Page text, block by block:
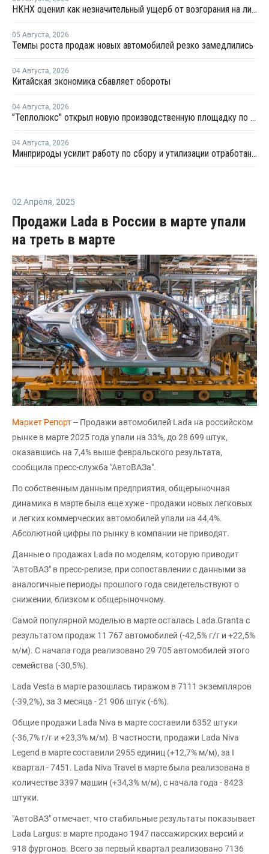
НКНХ оценил как незначительный ущерб от возгорания на линии полистирола
05 Августа, 2026
Темпы роста продаж новых автомобилей резко замедлились
04 Августа, 2026
Китайская экономика сбавляет обороты
04 Августа, 2026
"Теплолюкс" открыл новую производственную площадку по выпуску инженерных систем
04 Августа, 2026
Минприроды усилит работу по сбору и утилизации отработанных шин
02 Апреля, 2025
Продажи Lada в России в марте упали
на треть в марте
Маркет Репорт-- Продажи автомобилей Lada на российском
рынке в марте 2025 года упали на 33%, до 28 699 штук,
оказавшись на 7,4% выше февральского результата,
сообщила пресс-служба "АвтоВАЗа".
По собственным данным предприятия, общерыночная
динамика в марте была еще хуже - продажи новых легковых
и легких коммерческих автомобилей упали на 44,4%.
Абсолютной цифры по рынку в компании не приводят.
Данные о продажах Lada по моделям, которую приводит
"АвтоВАЗ" в пресс-релизе, при сопоставлении с данными за
аналогичные периоды прошлого года свидетельствуют о
снижении, близком к общерыночному.
Самой популярной моделью в марте осталась Lada Granta с
результатом продаж 11 767 автомобилей (-42,5% г/г и +22,5%
м/м). С начала года реализовано 29 705 автомобилей этого
семейства (-30,5%).
Lada Vesta в марте разошлась тиражом в 7111 экземпляров
(-39,2%), за 3 месяца - 21 906 штук (-6%).
Общие продажи Lada Niva в марте составили 6352 штуки
(-36,7% г/г и +23,3% м/м). В частности, продажи Lada Niva
Legend в марте составили 2955 единиц (+12,7% м/м), за I
квартал - 7451. Lada Niva Travel в марте была реализована в
количестве 3397 машин (+34,3% м/м), с начала года - 8423
штуки.
"АвтоВАЗ" отмечает, что стабильные результаты показывает
Lada Largus: в марте продано 1947 пассажирских версий и
918 фургонов. Всего за первый квартал реализовано 7136